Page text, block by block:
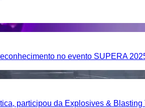
no evento SUPERA
participou da Explosives & Blasting